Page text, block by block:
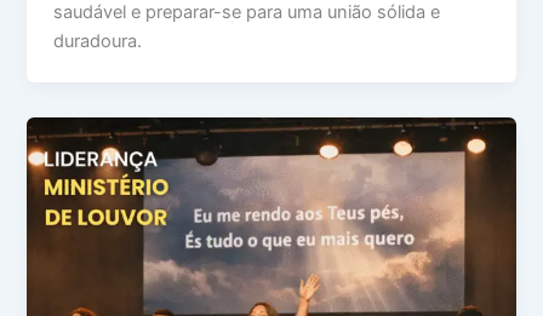
saudável e preparar-se para uma união sólida e
duradoura.